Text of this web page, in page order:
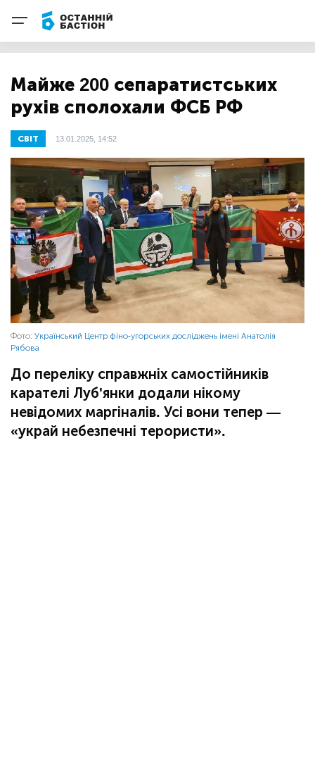
Майже 200 сепаратистських
рухів сполохали ФСБ РФ
СВІТ 13.01.2025, 14:52
Фото: Український Центр фіно-угорських досліджень імені Анатолія
Рябова
До переліку справжніх самостійників
карателі Луб'янки додали нікому
невідомих маргіналів. Усі вони тепер —
«украй небезпечні терористи».